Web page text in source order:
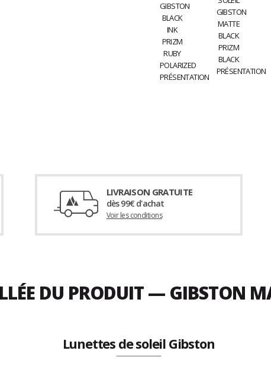
LIVRAISON GRATUITE
dès 99€ d'achat
Voir les conditions
DU PRODUIT — GIBSTON
Lunettes de soleil Gibston